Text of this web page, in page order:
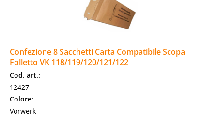
Confezione 8 Sacchetti Carta Compatibile Scopa
Folletto VK 118/119/120/121/122
Cod. art.:
12427
Colore:
Vorwerk